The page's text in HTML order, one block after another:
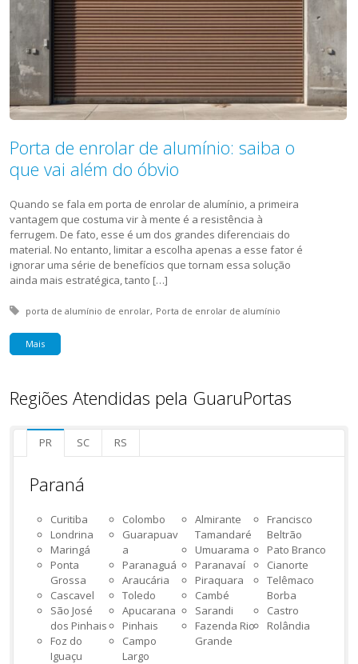
Porta de enrolar de alumínio: saiba o
que vai além do óbvio
Quando se fala em porta de enrolar de alumínio, a primeira
vantagem que costuma vir à mente é a resistência à
ferrugem. De fato, esse é um dos grandes diferenciais do
material. No entanto, limitar a escolha apenas a esse fator é
ignorar uma série de benefícios que tornam essa solução
ainda mais estratégica, tanto […]
Tagged with:
porta de alumínio de enrolar Porta de enrolar de alumínio
Mais
Regiões Atendidas pela GuaruPortas
PR SC RS
Paraná
Curitiba
Londrina
Maringá
Ponta
Grossa
Cascavel
São José
dos Pinhais
Foz do
Iguaçu
Colombo
Guarapuav
a
Paranaguá
Araucária
Toledo
Apucarana
Pinhais
Campo
Largo
Almirante
Tamandaré
Umuarama
Paranavaí
Piraquara
Cambé
Sarandi
Fazenda Rio
Grande
Francisco
Beltrão
Pato Branco
Cianorte
Telêmaco
Borba
Castro
Rolândia